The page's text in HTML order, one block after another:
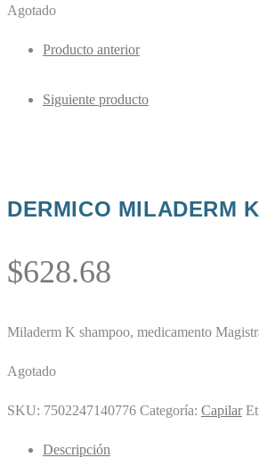
Agotado
Producto anterior
Siguiente producto
DERMICO MILADERM
$628.68
Miladerm K shampoo, medicamento
Agotado
SKU: 7502247140776 Categoría: Capilar
Descripción